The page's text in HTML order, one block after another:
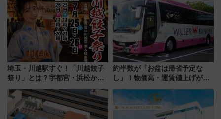
埼玉・川越駅すぐ！「川越餃子
祭り」とは？宇都宮・浜松から
を食べ比べ【7月25日・26日開
催】
約半数が「お盆は帰省予定な
し」！物価高・運賃値上げが財
りたいけど……【WILLER お盆
帰省動向調査】